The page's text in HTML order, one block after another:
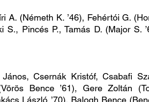
A. (Németh K. ’46), Fehértói G.
S., Pincés P., Tamás D. (Major S.
Csernák Kristóf, Csabafi
Bence ’61), Gere Zoltán